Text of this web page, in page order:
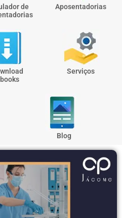
de
Aposentadorias
Serviços
Blog